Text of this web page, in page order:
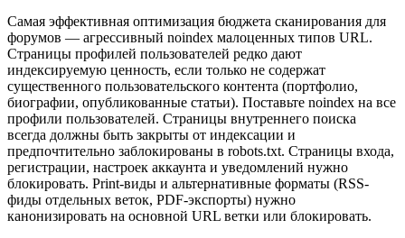
Самая эффективная оптимизация бюджета сканирования для
форумов — агрессивный noindex малоценных типов URL.
Страницы профилей пользователей редко дают
индексируемую ценность, если только не содержат
существенного пользовательского контента (портфолио,
биографии, опубликованные статьи). Поставьте noindex на все
профили пользователей. Страницы внутреннего поиска
всегда должны быть закрыты от индексации и
предпочтительно заблокированы в robots.txt. Страницы входа,
регистрации, настроек аккаунта и уведомлений нужно
блокировать. Print-виды и альтернативные форматы (RSS-
фиды отдельных веток, PDF-экспорты) нужно
канонизировать на основной URL ветки или блокировать.